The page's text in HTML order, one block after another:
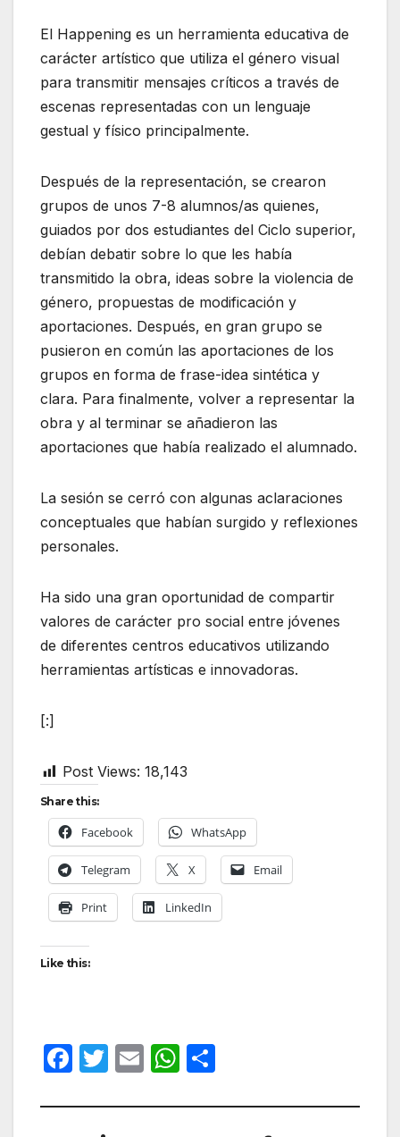
El Happening es un herramienta educativa de
carácter artístico que utiliza el género visual
para transmitir mensajes críticos a través de
escenas representadas con un lenguaje
gestual y físico principalmente.
Después de la representación, se crearon
grupos de unos 7-8 alumnos/as quienes,
guiados por dos estudiantes del Ciclo superior,
debían debatir sobre lo que les había
transmitido la obra, ideas sobre la violencia de
género, propuestas de modificación y
aportaciones. Después, en gran grupo se
pusieron en común las aportaciones de los
grupos en forma de frase-idea sintética y
clara. Para finalmente, volver a representar la
obra y al terminar se añadieron las
aportaciones que había realizado el alumnado.
La sesión se cerró con algunas aclaraciones
conceptuales que habían surgido y reflexiones
personales.
Ha sido una gran oportunidad de compartir
valores de carácter pro social entre jóvenes
de diferentes centros educativos utilizando
herramientas artísticas e innovadoras.
[:]
Post Views: 18,143
Share this:
Facebook WhatsApp
Telegram X Email
Print LinkedIn
Like this:
F
c
T
itt
E
ail
W
at ar